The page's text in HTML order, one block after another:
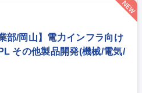
部/岡山】電力インフラ向け
その他製品開発(機械/電気/